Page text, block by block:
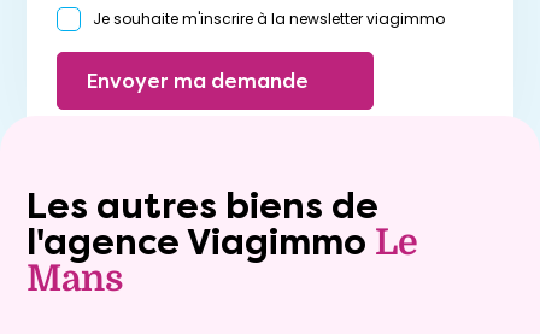
Je souhaite m'inscrire à la newsletter viagimmo
Envoyer ma demande
Les autres biens de
l'agence Viagimmo Le
Mans